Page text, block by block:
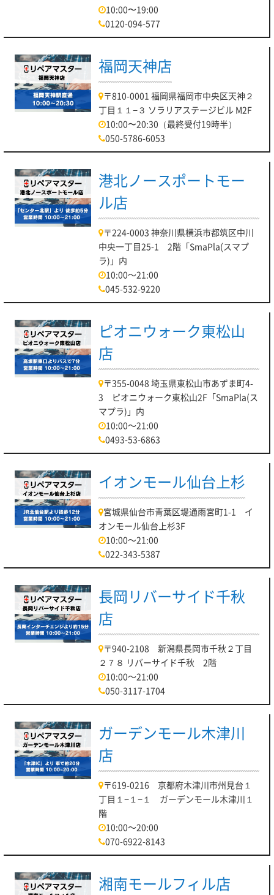
10:00〜19:00
0120-094-577
福岡天神店
〒810-0001 福岡県福岡市中央区天神２
丁目１１−３ ソラリアステージビル M2F
10:00〜20:30（最終受付19時半）
050-5786-6053
港北ノースポートモー
ル店
〒224-0003 神奈川県横浜市都筑区中川
中央一丁目25-1 2階「SmaPla(スマプ
ラ)」内
10:00～21:00
045-532-9220
ピオニウォーク東松山
店
〒355-0048 埼玉県東松山市あずま町4-
3 ピオニウォーク東松山2F「SmaPla(ス
マプラ)」内
10:00～21:00
0493-53-6863
イオンモール仙台上杉
宮城県仙台市青葉区堤通雨宮町1-1 イ
オンモール仙台上杉3F
10:00～21:00
022-343-5387
長岡リバーサイド千秋
店
〒940-2108 新潟県長岡市千秋２丁目
２７８ リバーサイド千秋 2階
10:00～21:00
050-3117-1704
ガーデンモール木津川
店
〒619-0216 京都府木津川市州見台１
丁目１−１−１ ガーデンモール木津川１
階
10:00～20:00
070-6922-8143
湘南モールフィル店